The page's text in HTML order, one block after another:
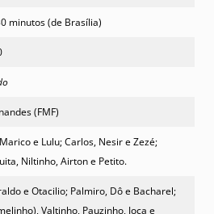
minutos (de Brasília)
(FMF)
e Lulu; Carlos, Nesir e Zezé;
Niltinho, Airton e Petito.
e Otacilio; Palmiro, Dô e Bacharel;
Valtinho, Pauzinho, Joca e